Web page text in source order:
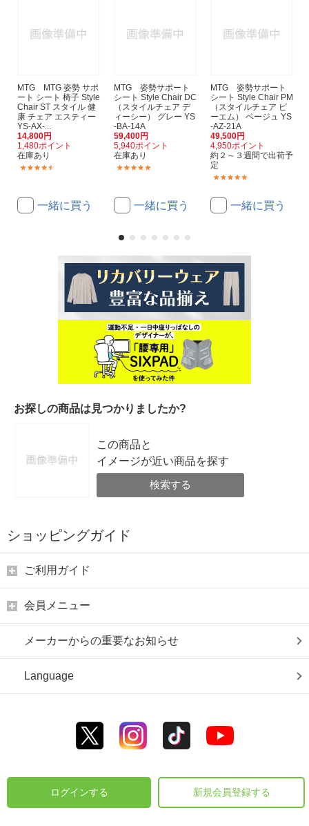
MTG MTG 姿勢 サポ
ート シート 椅子 Style
Chair ST スタイル 健
康 チェア エスティー
YS-AX-...
14,800円
1,480ポイント
在庫あり
一緒に買う
MTG 姿勢サポート
シート Style Chair DC
（スタイルチェア デ
ィーシー） グレー YS
-BA-14A
59,400円
5,940ポイント
在庫あり
一緒に買う
MTG 姿勢サポート
シート Style Chair PM
（スタイルチェア ピ
ーエム） ベージュ YS
-AZ-21A
49,500円
4,950ポイント
約２～３週間で出荷予
定
一緒に買う
お探しの商品は見つかりましたか?
この商品と
イメージが近い商品を探す
検索する
ショッピングガイド
ご利用ガイド
会員メニュー
メーカーからの重要なお知らせ
Language
ログインする 新規会員登録する